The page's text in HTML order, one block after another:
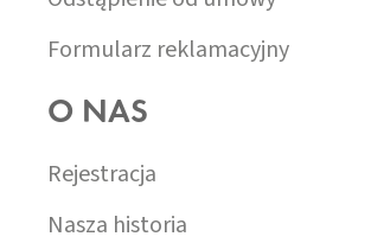
Formularz reklamacyjny
O NAS
Rejestracja
Nasza historia